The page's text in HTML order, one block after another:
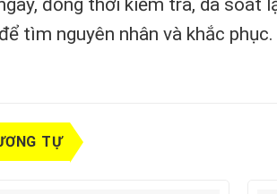
tìm nguyên nhân và khắc phục.
TỰ